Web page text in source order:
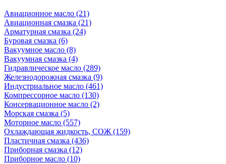
Авиационное масло (21)
Авиационная смазка (21)
Арматурная смазка (24)
Буровая смазка (6)
Вакуумное масло (8)
Вакуумная смазка (4)
Гидравлическое масло (289)
Железнодорожная смазка (9)
Индустриальное масло (461)
Компрессорное масло (130)
Консервационное масло (2)
Морская смазка (5)
Моторное масло (557)
Охлаждающая жидкость, СОЖ (159)
Пластичная смазка (436)
Приборная смазка (12)
Приборное масло (10)